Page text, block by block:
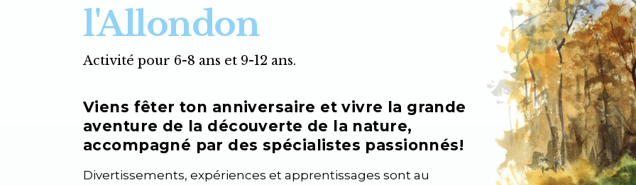
l'Allondon
Activité pour 6-8 ans et 9-12 ans.
Viens fêter ton anniversaire et vivre la grande
aventure de la découverte de la nature,
accompagné par des spécialistes passionnés!
Divertissements, expériences et apprentissages sont au